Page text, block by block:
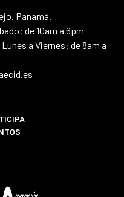
Panamá.
de 10am a 6pm
a Viernes: de 8am a